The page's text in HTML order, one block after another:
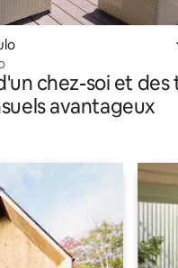
chez-soi et des
avantageux